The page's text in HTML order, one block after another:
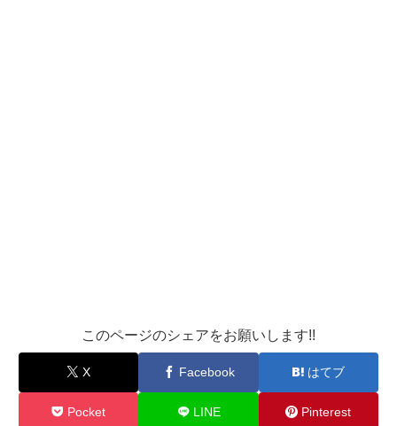
このページのシェアをお願いします!!
X Facebook はてブ
Pocket LINE Pinterest